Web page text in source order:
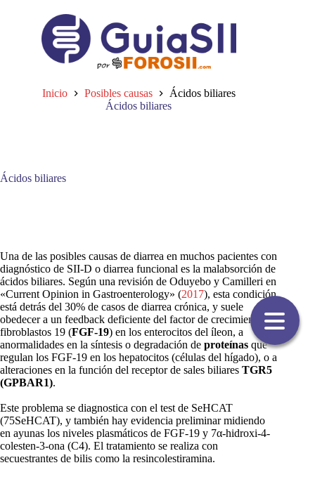
contenido
Inicio Posibles causas
Ácidos biliares
Ácidos biliares
Ácidos biliares
Una de las posibles causas de diarrea en muchos pacientes con
diagnóstico de SII-D o diarrea funcional es la malabsorción de
ácidos biliares. Según una revisión de Oduyebo y Camilleri en
«Current Opinion in Gastroenterology» (2017), esta condición
está detrás del 30% de casos de diarrea crónica, y suele
obedecer a un feedback deficiente del factor de crecimiento de
fibroblastos 19 (FGF-19) en los enterocitos del íleon, a
anormalidades en la síntesis o degradación de proteínas que
regulan los FGF-19 en los hepatocitos (células del hígado), o a
alteraciones en la función del receptor de sales biliares TGR5
(GPBAR1).
Este problema se diagnostica con el test de SeHCAT
(75SeHCAT), y también hay evidencia preliminar midiendo
en ayunas los niveles plasmáticos de FGF-19 y 7α-hidroxi-4-
colesten-3-ona (C4). El tratamiento se realiza con
secuestrantes de bilis como la resincolestiramina.